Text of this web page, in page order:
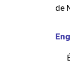
de